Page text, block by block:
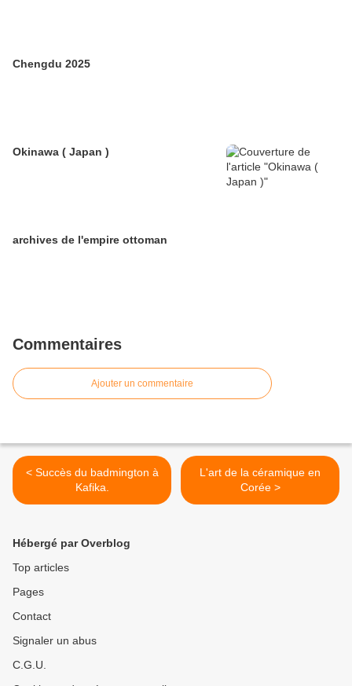
Chengdu 2025
Okinawa ( Japan )
archives de l'empire ottoman
Commentaires
Ajouter un commentaire
< Succès du badmington à
Kafika.
L'art de la céramique en
Corée >
Hébergé par Overblog
Top articles
Pages
Contact
Signaler un abus
C.G.U.